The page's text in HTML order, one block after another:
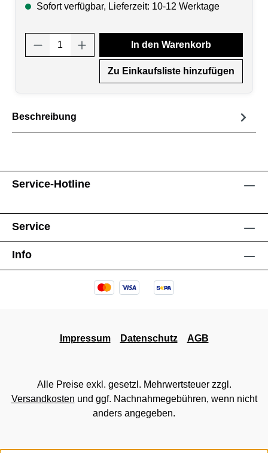
Sofort verfügbar, Lieferzeit: 10-12 Werktage
Produkt Anzahl: Gib den gewünschten
In den Warenkorb
Zu Einkaufsliste hinzufügen
Beschreibung
Service-Hotline
Service
Info
Impressum Datenschutz AGB
Alle Preise exkl. gesetzl. Mehrwertsteuer zzgl.
Versandkosten und ggf. Nachnahmegebühren, wenn nicht
anders angegeben.